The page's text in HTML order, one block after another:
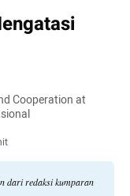
Cooperation at
dari redaksi kumparan